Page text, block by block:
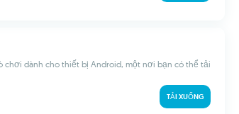
chơi dành cho thiết bị Android, một nơi bạn có thể tải
TẢI XUỐNG